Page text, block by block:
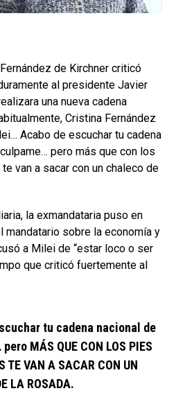
de Kirchner criticó
al presidente Javier
una nueva cadena
Cristina Fernández
Acabo de escuchar tu cadena
pero más que con los
van a sacar con un chaleco de
la exmandataria puso en
mandatario sobre la economía y
a Milei de “estar loco o ser
que criticó fuertemente al
tu cadena nacional de
MÁS QUE CON LOS PIES
TE VAN A SACAR CON UN
LA ROSADA.